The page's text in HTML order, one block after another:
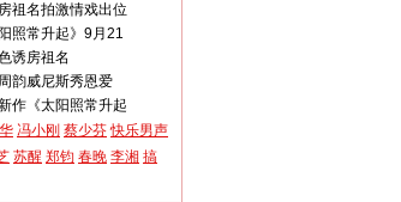
祖名拍激情戏出位
阳照常升起》9月21
诱房祖名
韵威尼斯秀恩爱
作《太阳照常升起
冯小刚 蔡少芬 快乐男声
苏醒 郑钧 春晚 李湘 搞